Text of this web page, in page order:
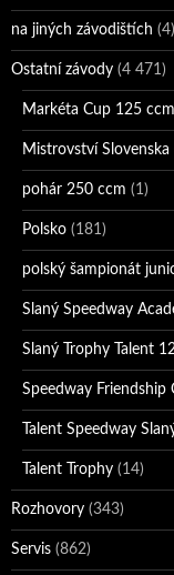
na jiných závodištích (4)
Ostatní závody (4 471)
Markéta Cup 125 ccm
Mistrovství Slovenska
pohár 250 ccm (1)
Polsko (181)
polský šampionát
Slaný Speedway
Slaný Trophy Talent
Speedway Friendship
Talent Speedway
Talent Trophy (14)
Rozhovory (343)
Servis (862)